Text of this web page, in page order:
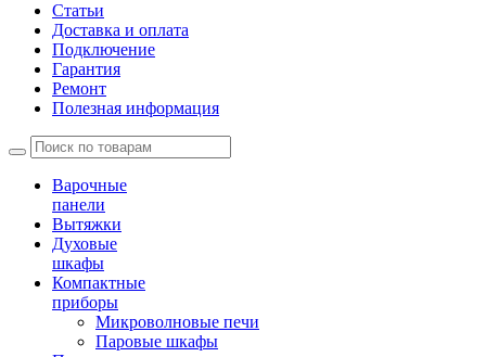
Статьи
Доставка и оплата
Подключение
Гарантия
Ремонт
Полезная информация
Варочные
панели
Вытяжки
Духовые
шкафы
Компактные
приборы
Микроволновые печи
Паровые шкафы